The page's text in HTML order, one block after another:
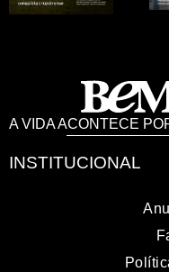
A VIDA ACONTECE
INSTITUCIONAL